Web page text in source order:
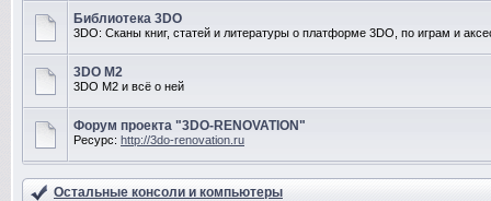
Библиотека 3DO
3DO: Сканы книг, статей и литературы о платформе 3DO, по играм и
3DO M2
3DO M2 и всё о ней
Форум проекта "3DO-RENOVATION"
Ресурс: http://3do-renovation.ru
Остальные консоли и компьютеры